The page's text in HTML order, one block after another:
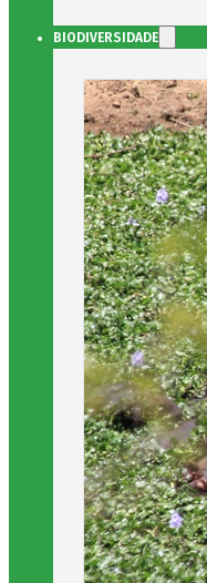
BIODIVERSIDADE